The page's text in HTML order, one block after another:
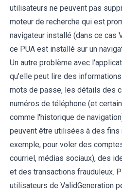
utilisateurs ne peuvent pas
moteur de recherche qui est
navigateur installé (dans ce cas
ce PUA est installé sur un
Un autre problème avec
qu'elle peut lire des
mots de passe, les détails des
numéros de téléphone (et
comme l'historique de
peuvent être utilisées à des fins
exemple, pour voler des
courriel, médias sociaux), des
et des transactions frauduleux.
utilisateurs de ValidGeneration